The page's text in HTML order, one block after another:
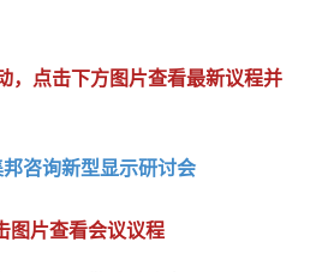
，点击下方图片查看最新议程并
图片查看会议议程